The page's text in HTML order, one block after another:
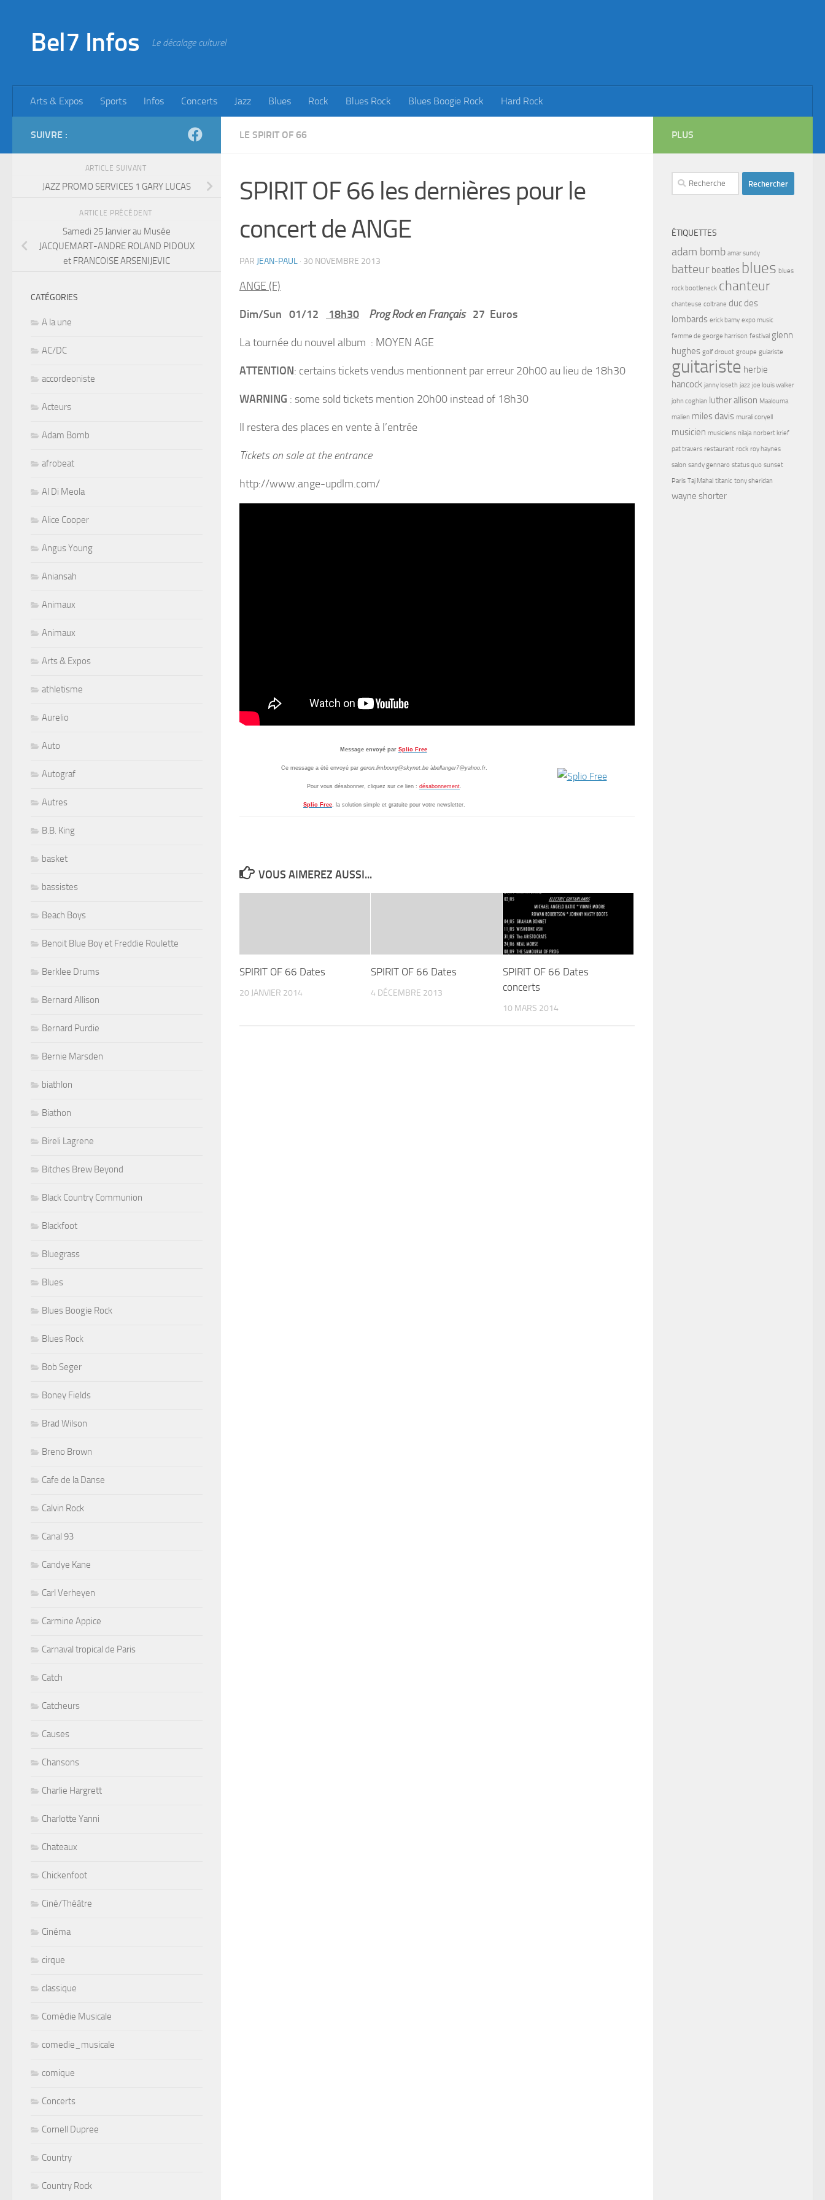
Bel7 Infos Le décalage culturel
Arts & Expos Sports Infos Concerts Jazz Blues Rock Blues Rock Blues Boogie Rock Hard Rock
LE SPIRIT OF 66
SPIRIT OF 66 les dernières pour le
concert de ANGE
PAR JEAN-PAUL · 30 NOVEMBRE 2013
ANGE (F)
Dim/Sun 01/12 18h30 Prog Rock en Français27 Euros
La tournée du nouvel album : MOYEN AGE
ATTENTION: certains tickets vendus mentionnent par erreur 20h00 au lieu de 18h30
WARNING : some sold tickets mention 20h00 instead of 18h30
Il restera des places en vente à l’entrée
Tickets on sale at the entrance
http://www.ange-updlm.com/
Message envoyé par Splio Free
Ce message a été envoyé par geron.limbourg@skynet.be àbellanger7@yahoo.fr.
Pour vous désabonner, cliquez sur ce lien : désabonnement.
Splio Free, la solution simple et gratuite pour votre newsletter.
VOUS AIMEREZ AUSSI...
SPIRIT OF 66 Dates
20 JANVIER 2014
SPIRIT OF 66 Dates
4 DÉCEMBRE 2013
SPIRIT OF 66 Dates
concerts
10 MARS 2014
SUIVRE :
ARTICLE SUIVANT
JAZZ PROMO SERVICES 1 GARY LUCAS
ARTICLE PRÉCÉDENT
Samedi 25 Janvier au Musée
JACQUEMART-ANDRE ROLAND PIDOUX
et FRANCOISE ARSENIJEVIC
CATÉGORIES
A la une
AC/DC
accordeoniste
Acteurs
Adam Bomb
afrobeat
Al Di Meola
Alice Cooper
Angus Young
Aniansah
Animaux
Animaux
Arts & Expos
athletisme
Aurelio
Auto
Autograf
Autres
B.B. King
basket
bassistes
Beach Boys
Benoit Blue Boy et Freddie Roulette
Berklee Drums
Bernard Allison
Bernard Purdie
Bernie Marsden
biathlon
Biathon
Bireli Lagrene
Bitches Brew Beyond
Black Country Communion
Blackfoot
Bluegrass
Blues
Blues Boogie Rock
Blues Rock
Bob Seger
Boney Fields
Brad Wilson
Breno Brown
Cafe de la Danse
Calvin Rock
Canal 93
Candye Kane
Carl Verheyen
Carmine Appice
Carnaval tropical de Paris
Catch
Catcheurs
Causes
Chansons
Charlie Hargrett
Charlotte Yanni
Chateaux
Chickenfoot
Ciné/Théâtre
Cinéma
cirque
classique
Comédie Musicale
comedie_musicale
comique
Concerts
Cornell Dupree
Country
Country Rock
PLUS
Rechercher :
ÉTIQUETTES
adam bomb amar sundy
batteur beatles blues blues
rock bootleneck chanteur
chanteuse coltrane duc des
lombards erick bamy expo music
femme de george harrison festival glenn
hughes golf drouot groupe guiariste
guitariste herbie
hancock janny loseth jazz joe louis walker
john coghlan luther allison Maalouma
malien miles davis murali coryell
musicien musiciens nilaja norbert krief
pat travers restaurant rock roy haynes
salon sandy gennaro status quo sunset
Paris Taj Mahal titanic tony sheridan
wayne shorter